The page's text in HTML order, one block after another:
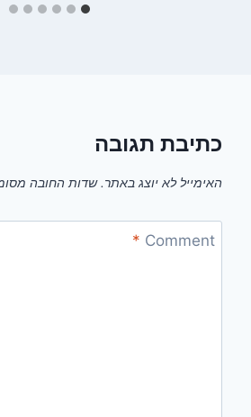
כתיבת תגובה
האימייל לא יוצג באתר. שדות החובה
Comment
*